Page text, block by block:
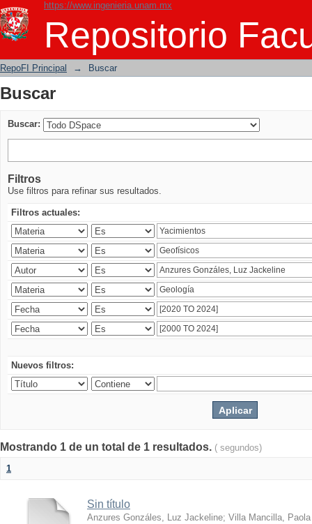
https://www.ingenieria.unam.mx
Repositorio
Buscar
RepoFI Principal → Buscar
Buscar
Buscar:
Filtros
Use filtros para refinar sus resultados.
Filtros actuales:
Nuevos filtros:
Mostrando 1 de un total de 1 resultados. ( segundos)
1
Sin título
Anzures Gonzáles, Luz Jackeline; Villa Mancilla,